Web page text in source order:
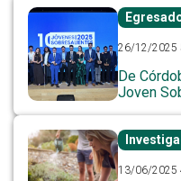
26/12/2025
De
Joven
13/06/2025